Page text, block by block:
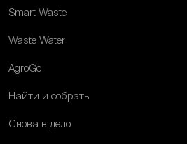
Smart Waste
Waste Water
AgroGo
Найти и собрать
Снова в дело